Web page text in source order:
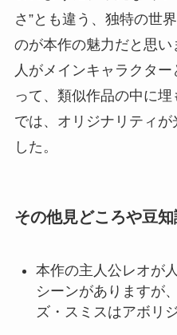
さ”とも違う、独特の世
のが本作の魅力だと思
人がメインキャラクタ
って、類似作品の中に
では、オリジナリティ
した。
その他見どころや豆知
本作の主人公レオが
シーンがありますが
ズ・スミスはアボリ